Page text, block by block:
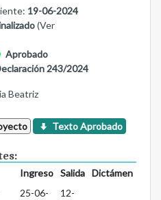
19-06-2024
(Ver
Aprobado
243/2024
Beatriz
Texto Aprobado
Ingreso Salida
Dictámen
25-06-
12-